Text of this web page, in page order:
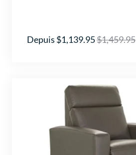
Depuis $1,139.95$1,459.95